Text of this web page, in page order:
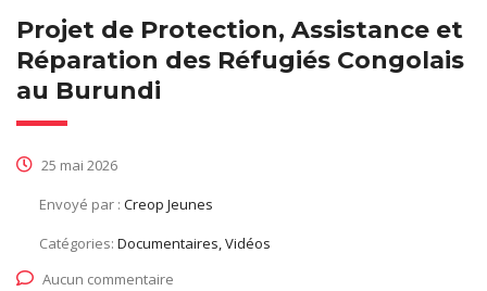
Projet de Protection, Assistance et
Réparation des Réfugiés Congolais
au Burundi
25 mai 2026
Envoyé par : Creop Jeunes
Catégories: Documentaires, Vidéos
Aucun commentaire